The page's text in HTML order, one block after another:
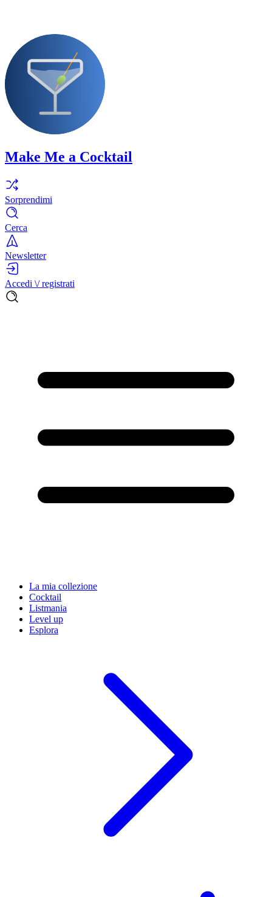
Make Me a Cocktail
Sorprendimi
Cerca
Newsletter
Accedi \/ registrati
La mia collezione
Cocktail
Listmania
Level up
Esplora